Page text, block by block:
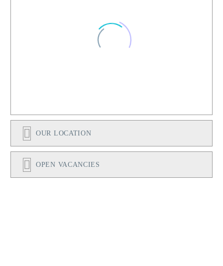
OUR LOCATION
OPEN VACANCIES